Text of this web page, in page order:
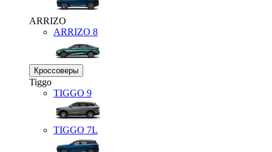
ARRIZO
ARRIZO 8
Кроссоверы
Tiggo
TIGGO 9
TIGGO 7L